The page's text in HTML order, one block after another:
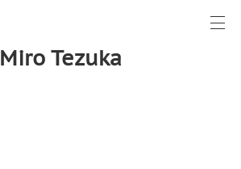
Miro Tezuka